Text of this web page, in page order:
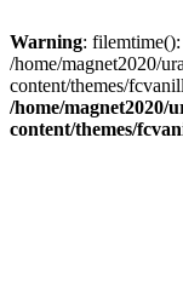
Warning:
/home/magnet2020/
content/themes/
/home/magnet2020/
content/themes/